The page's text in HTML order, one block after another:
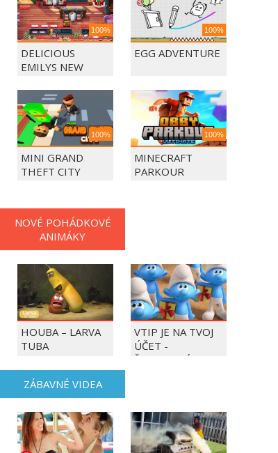
100%
DELICIOUS
EMILYS NEW
100%
EGG ADVENTURE
100%
MINI GRAND
THEFT CITY
100%
MINECRAFT
PARKOUR
NOVÉ POHÁDKOVÉ
ANIMÁKY
HOUBA – LARVA
TUBA
VTIP JE NA TVOJ
ÚČET -
ŠMOULOVÉ
ZÁBAVNÉ VIDEA